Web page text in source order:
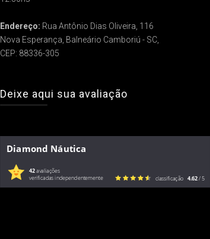
Endereço: Rua Antônio Dias Oliveira, 116
Nova Esperança, Balneário Camboriú - SC,
CEP: 88336-305
Deixe aqui sua avaliação
Diamond Náutica
42avaliações
verificadas independentemente classificação 4.62/ 5